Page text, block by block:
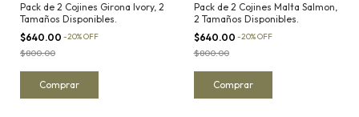
Pack de 2 Cojines Girona Ivory, 2
Tamaños Disponibles.
$640.00 -20%OFF
$800.00
Comprar
Pack de 2 Cojines Malta Salmon,
2 Tamaños Disponibles.
$640.00 -20%OFF
$800.00
Comprar